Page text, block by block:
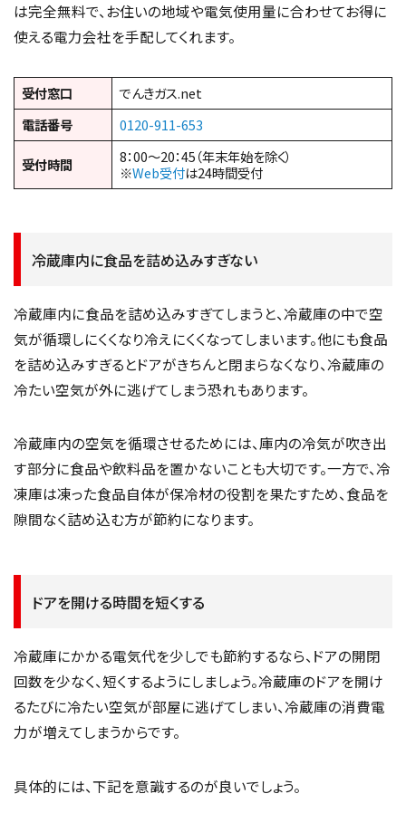
は完全無料で、お住いの地域や電気使用量に合わせてお得に
使える電力会社を手配してくれます。
受付窓口
でんきガス.net
電話番号
0120-911-653
受付時間
8：00～20：45（年末年始を除く）
※Web受付は24時間受付
冷蔵庫内に食品を詰め込みすぎない
冷蔵庫内に食品を詰め込みすぎてしまうと、冷蔵庫の中で空
気が循環しにくくなり冷えにくくなってしまいます。他にも食品
を詰め込みすぎるとドアがきちんと閉まらなくなり、冷蔵庫の
冷たい空気が外に逃げてしまう恐れもあります。
冷蔵庫内の空気を循環させるためには、庫内の冷気が吹き出
す部分に食品や飲料品を置かないことも大切です。一方で、冷
凍庫は凍った食品自体が保冷材の役割を果たすため、食品を
隙間なく詰め込む方が節約になります。
ドアを開ける時間を短くする
冷蔵庫にかかる電気代を少しでも節約するなら、ドアの開閉
回数を少なく、短くするようにしましょう。冷蔵庫のドアを開け
るたびに冷たい空気が部屋に逃げてしまい、冷蔵庫の消費電
力が増えてしまうからです。
具体的には、下記を意識するのが良いでしょう。